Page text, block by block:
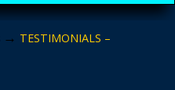
→ TESTIMONIALS –